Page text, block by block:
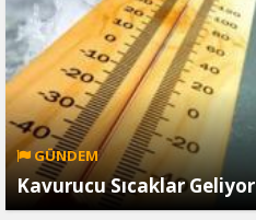
GÜNDEM
Kavurucu Sıcaklar Geliyor